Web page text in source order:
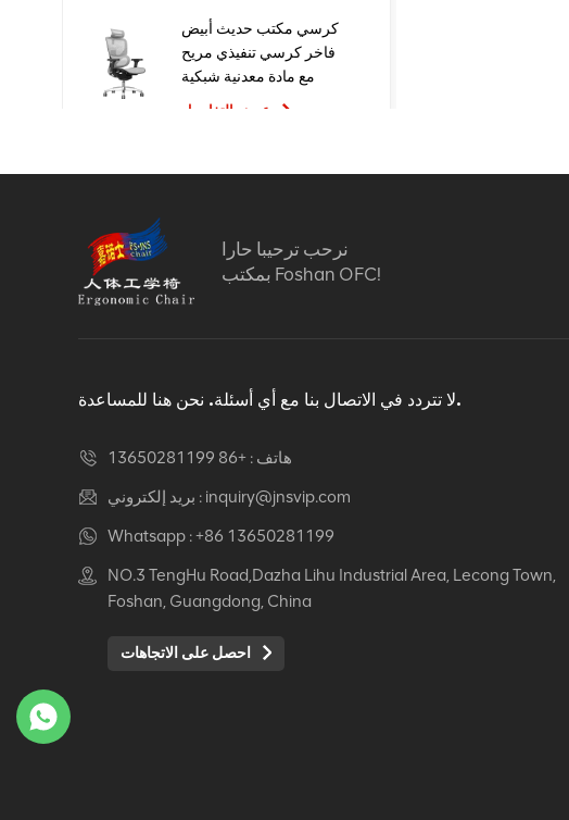
كرسي مكتب حديث أبيض
فاخر كرسي تنفيذي مريح
مع مادة معدنية شبكية
للاستخدام المكتبي
تصميم جديد عالي الجودة
عرض التفاصيل
كرسي جلدي مريح Auding:
المكتبي والمنزلي
عرض التفاصيل
كرسي جلدي مريح من
طوال اليوم
نرحب ترحيبا حارا
بمكتب Foshan OFC!
لا تتردد في الاتصال بنا مع أي أسئلة. نحن هنا للمساعدة.
هاتف : +86 13650281199
بريد إلكتروني : inquiry@jnsvip.com
Whatsapp :+86 13650281199
NO.3 TengHu Road,Dazha Lihu Industrial Area, Lecong Town,
Foshan, Guangdong, China